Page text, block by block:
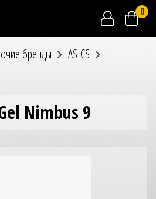
0
бренды
ASICS
Nimbus 9